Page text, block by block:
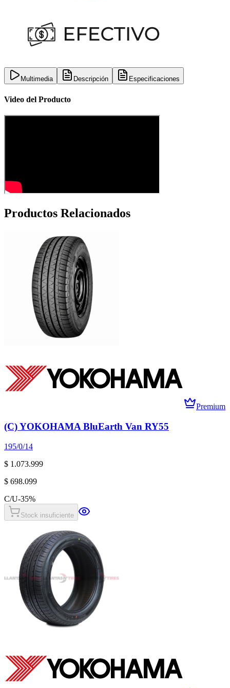
Multimedia Descripción Especificaciones
Video del Producto
Productos Relacionados
Premium
(C) YOKOHAMA BluEarth Van RY55
195/0/14
$ 1.073.999
$ 698.099
C/U-35%
Stock insuficiente